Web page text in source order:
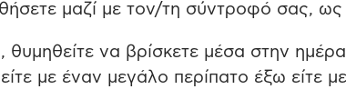
μαζί με τον/τη σύντροφό σας, ως
θυμηθείτε να βρίσκετε μέσα στην
είτε με έναν μεγάλο περίπατο έξω είτε